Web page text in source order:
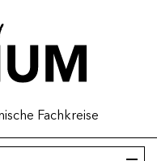
Fachkreise